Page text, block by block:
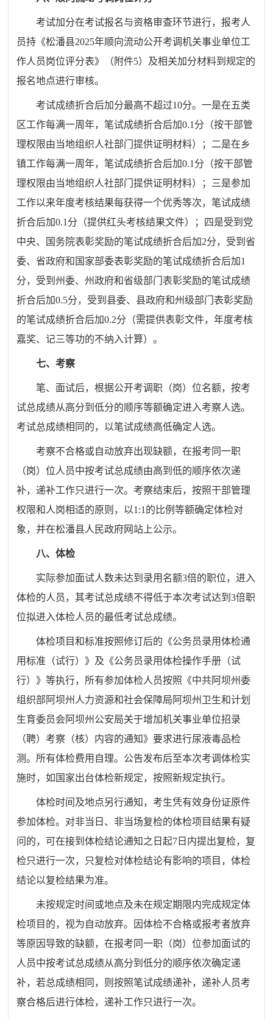
考试加分在考试报名与资格审查环节进行，报考人
员持《松潘县2025年顺向流动公开考调机关事业单位工
作人员岗位评分表》（附件5）及相关加分材料到规定的
报名地点进行审核。
考试成绩折合后加分最高不超过10分。一是在五类
区工作每满一周年，笔试成绩折合后加0.1分（按干部管
理权限由当地组织人社部门提供证明材料）；二是在乡
镇工作每满一周年，笔试成绩折合后加0.1分（按干部管
理权限由当地组织人社部门提供证明材料）；三是参加
工作以来年度考核结果每获得一个优秀等次，笔试成绩
折合后加0.1分（提供红头考核结果文件）；四是受到党
中央、国务院表彰奖励的笔试成绩折合后加2分，受到省
委、省政府和国家部委表彰奖励的笔试成绩折合后加1
分，受到州委、州政府和省级部门表彰奖励的笔试成绩
折合后加0.5分，受到县委、县政府和州级部门表彰奖励
的笔试成绩折合后加0.2分（需提供表彰文件，年度考核
嘉奖、记三等功的不纳入计算）。
七、考察
笔、面试后，根据公开考调职（岗）位名额，按考
试总成绩从高分到低分的顺序等额确定进入考察人选。
考试总成绩相同的，以笔试成绩高低确定人选。
考察不合格或自动放弃出现缺额，在报考同一职
（岗）位人员中按考试总成绩由高到低的顺序依次递
补，递补工作只进行一次。考察结束后，按照干部管理
权限和人岗相适的原则，以1:1的比例等额确定体检对
象，并在松潘县人民政府网站上公示。
八、体检
实际参加面试人数未达到录用名额3倍的职位，进入
体检的人员，其考试总成绩不得低于本次考试达到3倍职
位拟进入体检人员的最低考试总成绩。
体检项目和标准按照修订后的《公务员录用体检通
用标准（试行）》及《公务员录用体检操作手册（试
行）》等执行，所有参加体检人员按照《中共阿坝州委
组织部阿坝州人力资源和社会保障局阿坝州卫生和计划
生育委员会阿坝州公安局关于增加机关事业单位招录
（聘）考察（核）内容的通知》要求进行尿液毒品检
测。所有体检费用自理。公告发布后至本次考调体检实
施时，如国家出台体检新规定，按照新规定执行。
体检时间及地点另行通知，考生凭有效身份证原件
参加体检。对非当日、非当场复检的体检项目结果有疑
问的，可在接到体检结论通知之日起7日内提出复检，复
检只进行一次，只复检对体检结论有影响的项目，体检
结论以复检结果为准。
未按规定时间或地点及未在规定期限内完成规定体
检项目的，视为自动放弃。因体检不合格或报考者放弃
等原因导致的缺额，在报考同一职（岗）位参加面试的
人员中按考试总成绩从高分到低分的顺序依次确定递
补，若总成绩相同，则按照笔试成绩递补，递补人员考
察合格后进行体检，递补工作只进行一次。